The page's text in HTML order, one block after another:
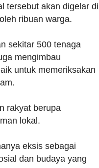
tersebut akan digelar di
ribuan warga.
sekitar 500 tenaga
mengimbau
untuk memeriksakan
rakyat berupa
lokal.
eksis sebagai
dan budaya yang